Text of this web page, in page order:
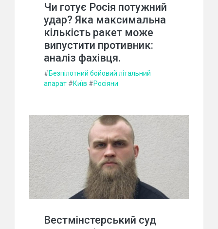
Чи готує Росія потужний
удар? Яка максимальна
кількість ракет може
випустити противник:
аналіз фахівця.
#Безпілотний бойовий літальний
апарат #Київ #Росіяни
Вестмінстерський суд